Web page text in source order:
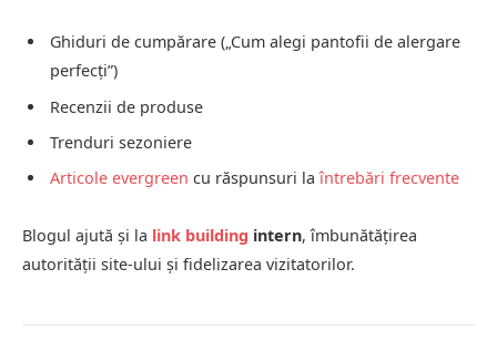
Ghiduri de cumpărare („Cum alegi pantofii de alergare
perfecți”)
Recenzii de produse
Trenduri sezoniere
Articole evergreen cu răspunsuri laîntrebări frecvente
Blogul ajută și la link building intern, îmbunătățirea
autorității site-ului și fidelizarea vizitatorilor.